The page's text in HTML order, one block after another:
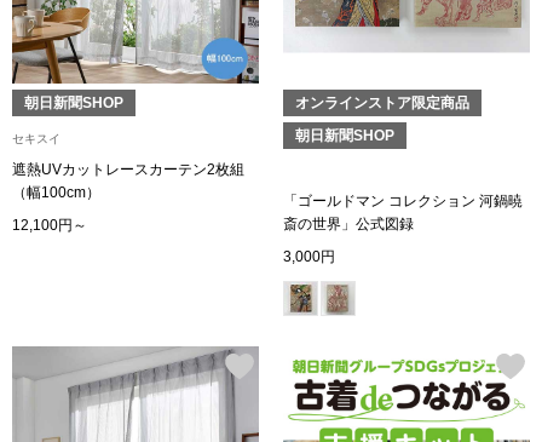
集
タログ
すべて見る
／チュニック
バッグ
トートバッグ
ハンドバッグ
ブリーフケース
クラッチバッグ
朝日新聞SHOP
セキスイ
遮熱UVカットレースカーテン2枚組
（幅100cm）
12,100円～
オンラインストア限定商品
朝日新聞SHOP
「ゴールドマン コレクション 河鍋暁
斎の世界」公式図録
3,000円